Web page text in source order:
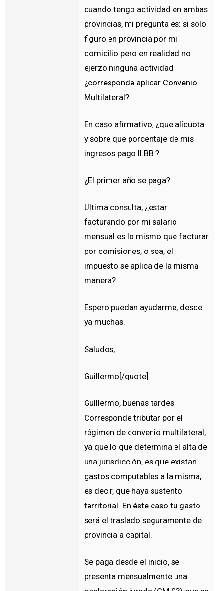
cuando tengo actividad en ambas
provincias, mi pregunta es: si solo
figuro en provincia por mi
domicilio pero en realidad no
ejerzo ninguna actividad
¿corresponde aplicar Convenio
Multilateral?
En caso afirmativo, ¿que alícuota
y sobre que porcentaje de mis
ingresos pago II.BB.?
¿El primer año se paga?
Ultima consulta, ¿estar
facturando por mi salario
mensual es lo mismo que facturar
por comisiones, o sea, el
impuesto se aplica de la misma
manera?
Espero puedan ayudarme, desde
ya muchas.
Saludos,
Guillermo[/quote]
Guillermo, buenas tardes.
Corresponde tributar por el
régimen de convenio multilateral,
ya que lo que determina el alta de
una jurisdicción, es que existan
gastos computables a la misma,
es decir, que haya sustento
territorial. En éste caso tu gasto
será el traslado seguramente de
provincia a capital.
Se paga desde el inicio, se
presenta mensualmente una